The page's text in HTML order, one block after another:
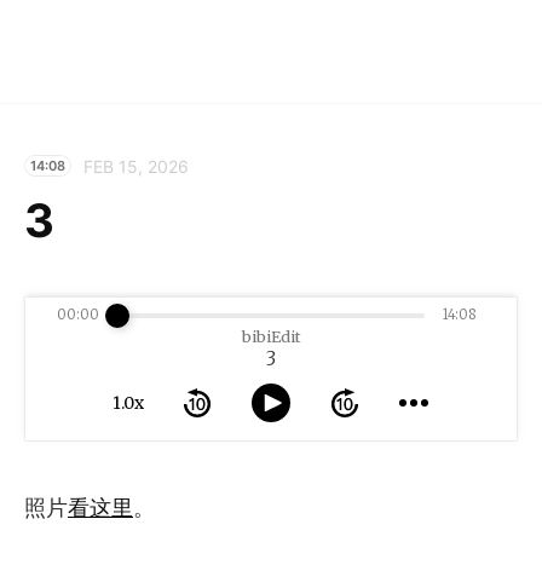
14:08 FEB 15, 2026
3
bibiEdit
3
1.0x
00:00 14:08
照片看这里。